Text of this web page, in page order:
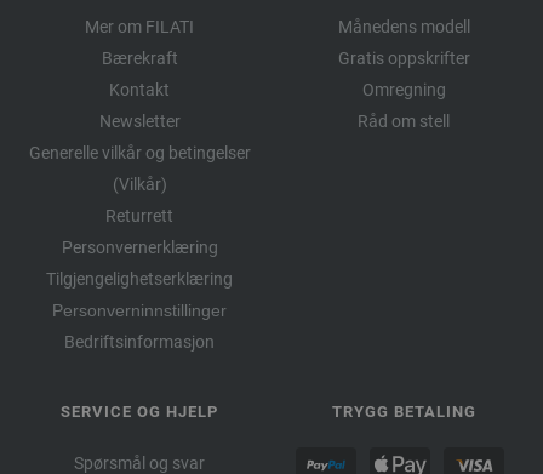
Mer om FILATI
Bærekraft
Kontakt
Newsletter
Generelle vilkår og betingelser
(Vilkår)
Returrett
Personvernerklæring
Tilgjengelighetserklæring
Personverninnstillinger
Bedriftsinformasjon
Månedens modell
Gratis oppskrifter
Omregning
Råd om stell
SERVICE OG HJELP
Spørsmål og svar
TRYGG BETALING